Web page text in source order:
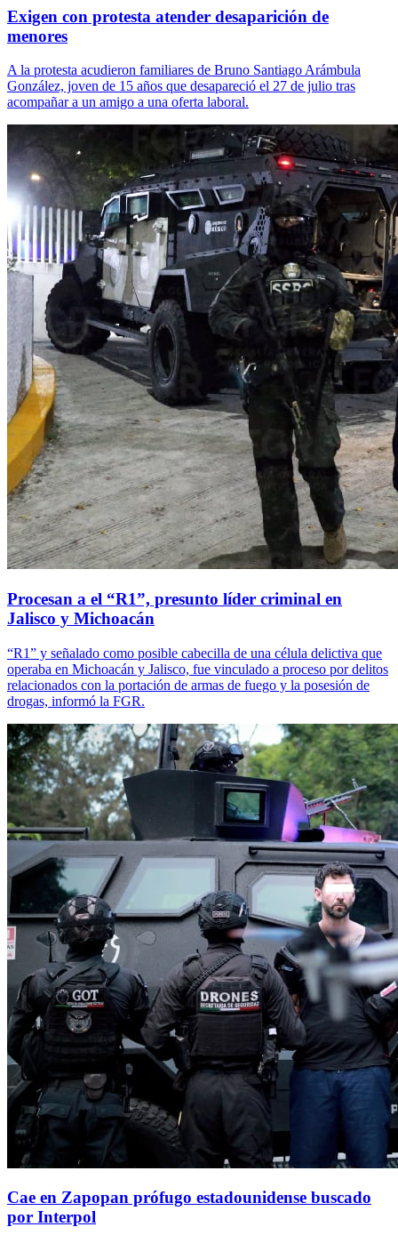
Exigen con protesta atender desaparición de
menores
A la protesta acudieron familiares de Bruno Santiago Arámbula
González, joven de 15 años que desapareció el 27 de julio tras
acompañar a un amigo a una oferta laboral.
Procesan a el “R1”, presunto líder criminal en
Jalisco y Michoacán
“R1” y señalado como posible cabecilla de una célula delictiva que
operaba en Michoacán y Jalisco, fue vinculado a proceso por delitos
relacionados con la portación de armas de fuego y la posesión de
drogas, informó la FGR.
Cae en Zapopan prófugo estadounidense buscado
por Interpol